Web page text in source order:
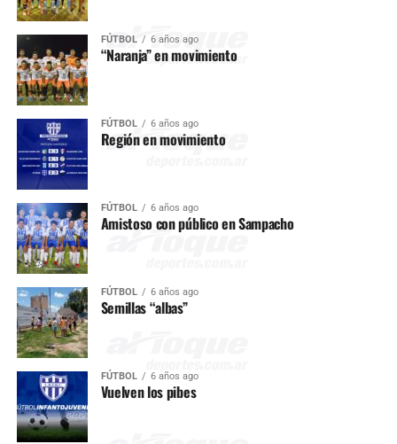
FÚTBOL 6 años ago
“Naranja” en movimiento
FÚTBOL 6 años ago
Región en movimiento
FÚTBOL 6 años ago
Amistoso con público en Sampacho
FÚTBOL 6 años ago
Semillas “albas”
FÚTBOL 6 años ago
Vuelven los pibes